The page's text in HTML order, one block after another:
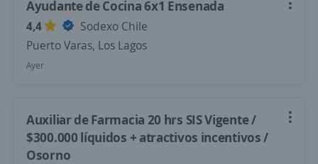
Ayudante de Cocina 6x1 Ensenada
4,4
Sodexo Chile
Puerto Varas, Los Lagos
Ayer
Auxiliar de Farmacia 20 hrs SIS Vigente /
$300.000 líquidos + atractivos incentivos /
Osorno